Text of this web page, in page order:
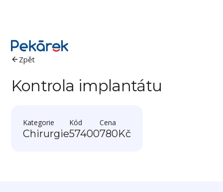
Zpět
Kontrola implantátu
Kategorie
Chirurgie
Kód
57400
Cena
780Kč